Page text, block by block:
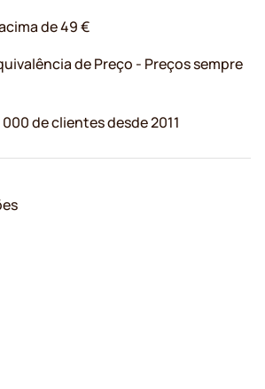
de 49 €
de Preço - Preços sempre
de clientes desde 2011